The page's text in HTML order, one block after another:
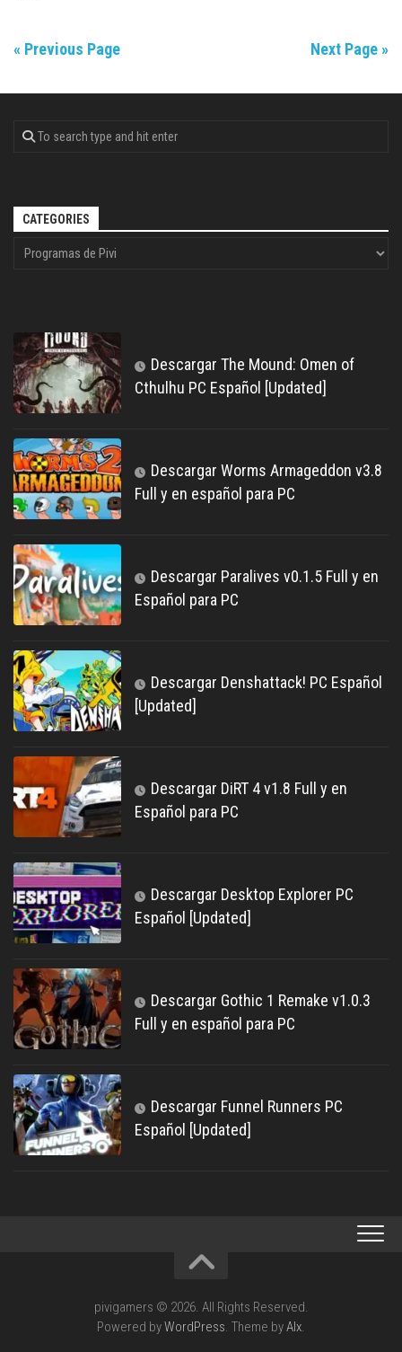
« Previous Page Next Page »
CATEGORIES
Descargar The Mound: Omen of
Cthulhu PC Español [Updated]
Descargar Worms Armageddon v3.8
Full y en español para PC
Descargar Paralives v0.1.5 Full y en
Español para PC
Descargar Denshattack! PC Español
[Updated]
Descargar DiRT 4 v1.8 Full y en
Español para PC
Descargar Desktop Explorer PC
Español [Updated]
Descargar Gothic 1 Remake v1.0.3
Full y en español para PC
Descargar Funnel Runners PC
Español [Updated]
pivigamers © 2026. All Rights Reserved.
Powered byWordPress. Theme byAlx.